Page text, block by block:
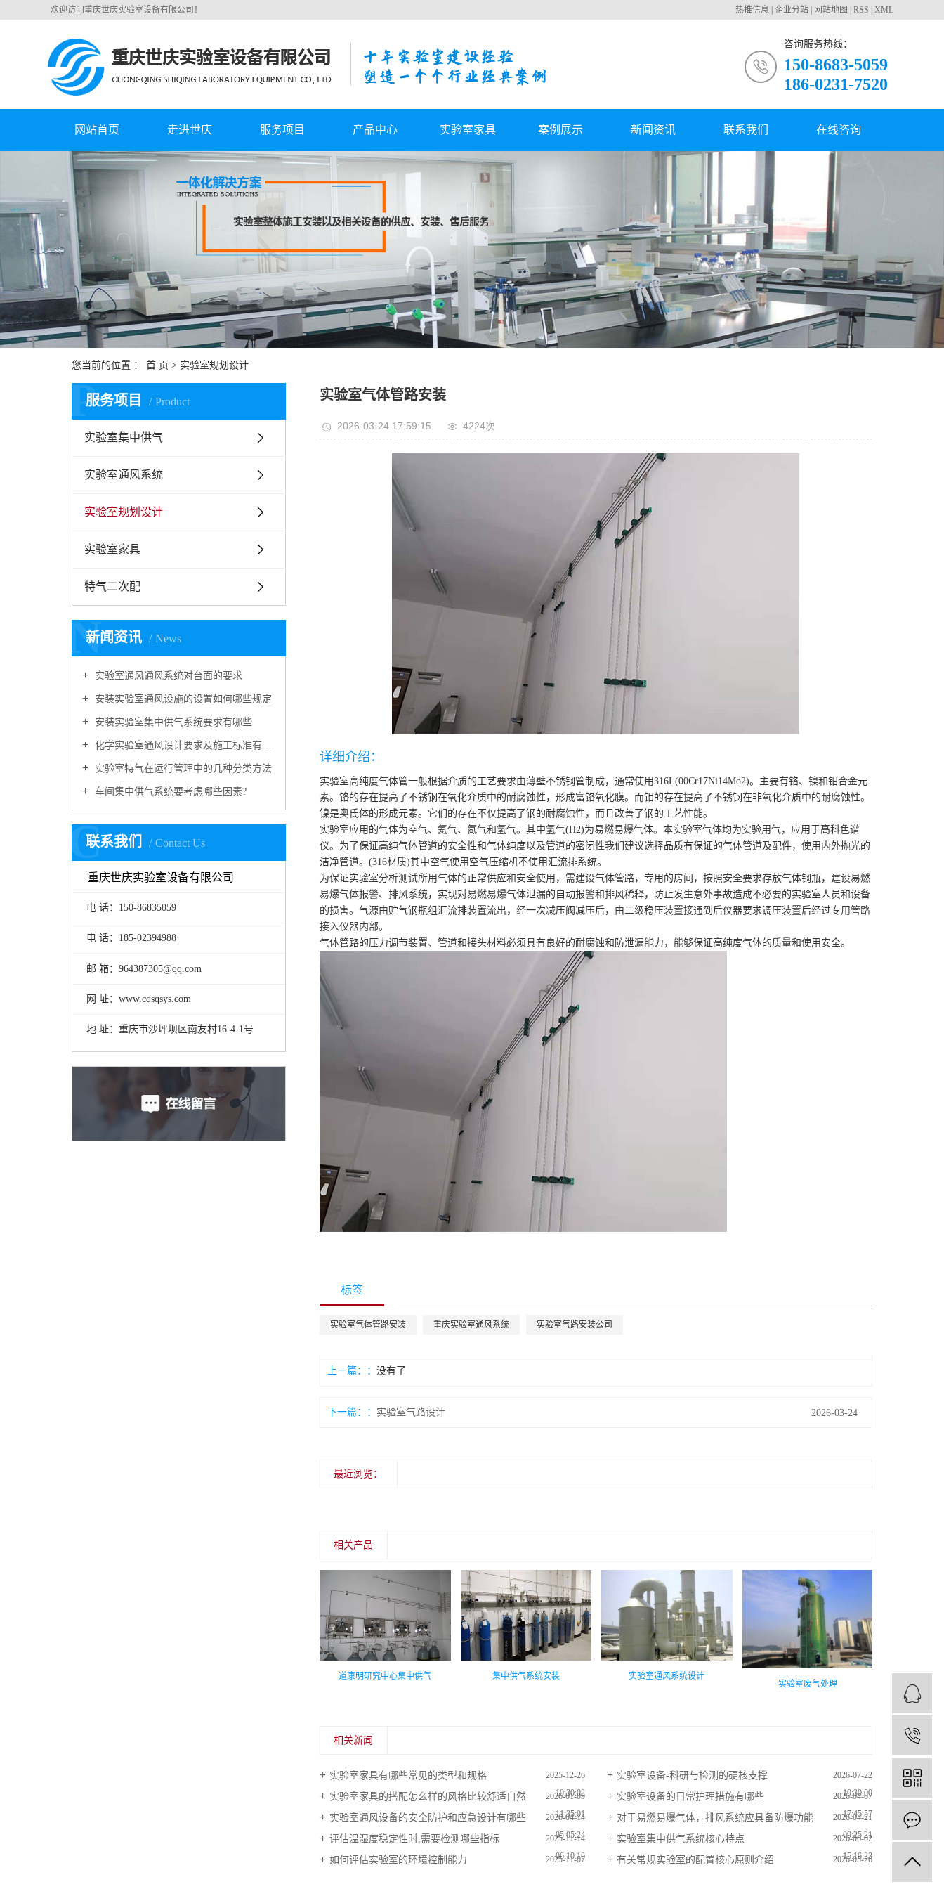
欢迎访问重庆世庆实验室设备有限公司！ 热推信息 企业分站 网站地图 RSS XML
咨询服务热线：
150-8683-5059
186-0231-7520
网站首页 走进世庆
公司简介
营业执照
服务项目
实验室集中供气
实验室通风系统
实验室规划设计
实验室家具
特气二次配
产品中心
实验室工作台
自动切换汇流排
实验室通风柜
实验室其他配件
实验室家具
实验室家具 案例展示 新闻资讯
常见问题
联系我们 在线咨询
您当前的位置 ： 首 页 > 实验室规划设计
服务项目 Product
P
实验室集中供气
实验室通风系统
实验室规划设计
实验室家具
特气二次配
新闻资讯 News
N
实验室通风通风系统对台面的要求
安装实验室通风设施的设置如何哪些规定
安装实验室集中供气系统要求有哪些
化学实验室通风设计要求及施工标准有哪些
实验室特气在运行管理中的几种分类方法
车间集中供气系统要考虑哪些因素?
联系我们 Contact Us
C
重庆世庆实验室设备有限公司
电 话：150-86835059
电 话：185-02394988
邮 箱：964387305@qq.com
网 址：www.cqsqsys.com
地 址：重庆市沙坪坝区南友村16-4-1号
实验室气体管路安装
2026-03-24 17:59:15 4224次
详细介绍：
实验室高纯度气体管一般根据介质的工艺要求由薄壁不锈钢管制成，通常使用316L(00Cr17Ni14Mo2)。主要有铬、镍和钼合金元
素。铬的存在提高了不锈钢在氧化介质中的耐腐蚀性，形成富铬氧化膜。而钼的存在提高了不锈钢在非氧化介质中的耐腐蚀性。
镍是奥氏体的形成元素。它们的存在不仅提高了钢的耐腐蚀性，而且改善了钢的工艺性能。
实验室应用的气体为空气、氦气、氮气和氢气。其中氢气(H2)为易燃易爆气体。本实验室气体均为实验用气，应用于高科色谱
仪。为了保证高纯气体管道的安全性和气体纯度以及管道的密闭性我们建议选择品质有保证的气体管道及配件，使用内外抛光的
洁净管道。(316材质)其中空气使用空气压缩机不使用汇流排系统。
为保证实验室分析测试所用气体的正常供应和安全使用，需建设气体管路，专用的房间，按照安全要求存放气体钢瓶，建设易燃
易爆气体报警、排风系统，实现对易燃易爆气体泄漏的自动报警和排风稀释，防止发生意外事故造成不必要的实验室人员和设备
的损害。气源由贮气钢瓶组汇流排装置流出，经一次减压阀减压后，由二级稳压装置接通到后仪器要求调压装置后经过专用管路
接入仪器内部。
气体管路的压力调节装置、管道和接头材料必须具有良好的耐腐蚀和防泄漏能力，能够保证高纯度气体的质量和使用安全。
标签
实验室气体管路安装 重庆实验室通风系统 实验室气路安装公司
上一篇： 没有了
下一篇： 实验室气路设计 2026-03-24
最近浏览：
相关产品
道康明研究中心集中供气 集中供气系统安装
实验室通风系统设计
实验室废气处理
相关新闻
实验室家具有哪些常见的类型和规格
2025-12-26
10:30:02
实验室设备-科研与检测的硬核支撑
2026-07-22
10:30:00
实验室家具的搭配怎么样的风格比较舒适自然
2026-01-09
11:35:01
实验室设备的日常护理措施有哪些
2026-04-07
17:45:57
实验室通风设备的安全防护和应急设计有哪些
2026-04-14
05:05:24
对于易燃易爆气体，排风系统应具备防爆功能
2026-04-21
09:25:21
评估温湿度稳定性时,需要检测哪些指标
2025-11-14
06:10:16
实验室集中供气系统核心特点
2026-06-02
15:16:23
如何评估实验室的环境控制能力
2025-11-07
有关常规实验室的配置核心原则介绍
2026-05-26